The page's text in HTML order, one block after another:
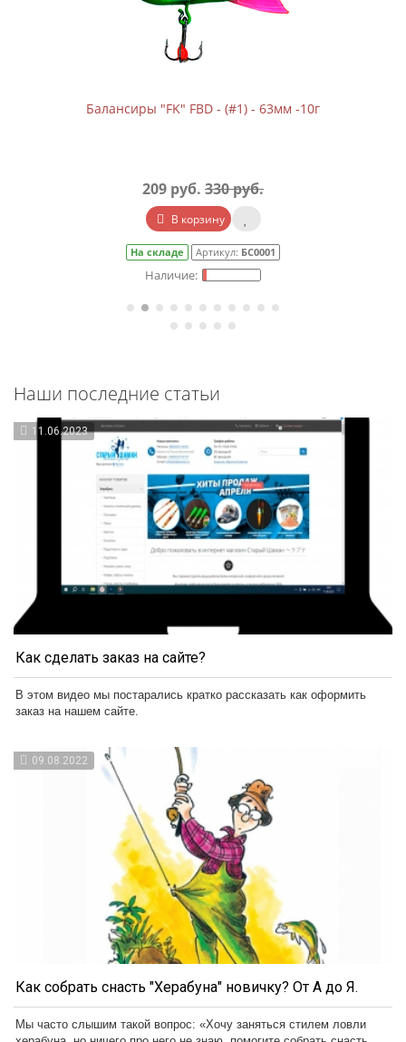
Балансиры "FK" FBD - (#1) - 63мм -10г
209 руб. 330 руб.
В корзину
На складе Артикул: БС0001
Наши последние статьи
11.06.2023
Как сделать заказ на сайте?
В этом видео мы постарались кратко рассказать как оформить
заказ на нашем сайте.
09.08.2022
Как собрать снасть "Херабуна" новичку? От А до Я.
Мы часто слышим такой вопрос: «Хочу заняться стилем ловли